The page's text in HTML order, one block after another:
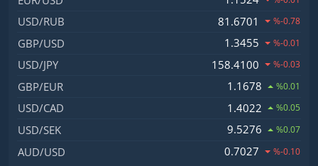
USD/RUB 81.6701 %-0.78
GBP/USD 1.3455 %-0.01
USD/JPY 158.4100 %-0.03
GBP/EUR 1.1678 %0.01
USD/CAD 1.4022 %0.05
USD/SEK 9.5276 %0.07
AUD/USD 0.7027 %-0.10